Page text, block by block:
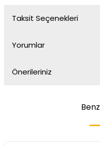
Taksit Seçenekleri
Yorumlar
Önerileriniz